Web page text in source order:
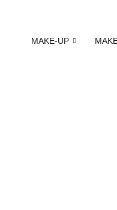
MAKE-UP